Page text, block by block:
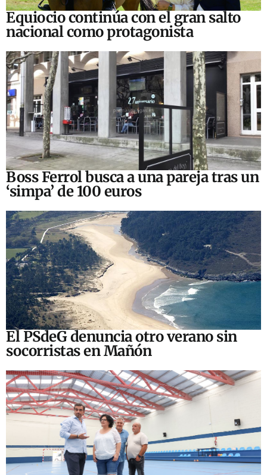
Equiocio continúa con el gran salto
nacional como protagonista
Boss Ferrol busca a una pareja tras un
‘simpa’ de 100 euros
El PSdeG denuncia otro verano sin
socorristas en Mañón